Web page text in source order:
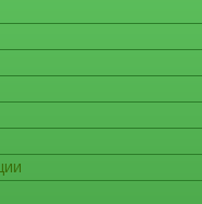
нежелани ефекти
безопасност
съдържащи
(PRES) и Обратима